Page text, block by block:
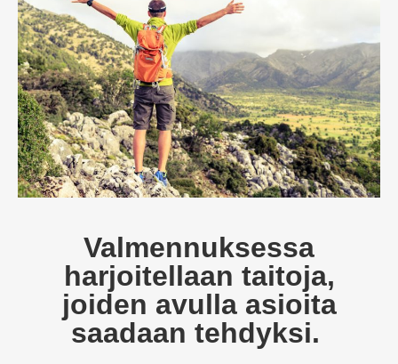
Valmennuksessa
harjoitellaan taitoja,
joiden avulla asioita
saadaan tehdyksi.